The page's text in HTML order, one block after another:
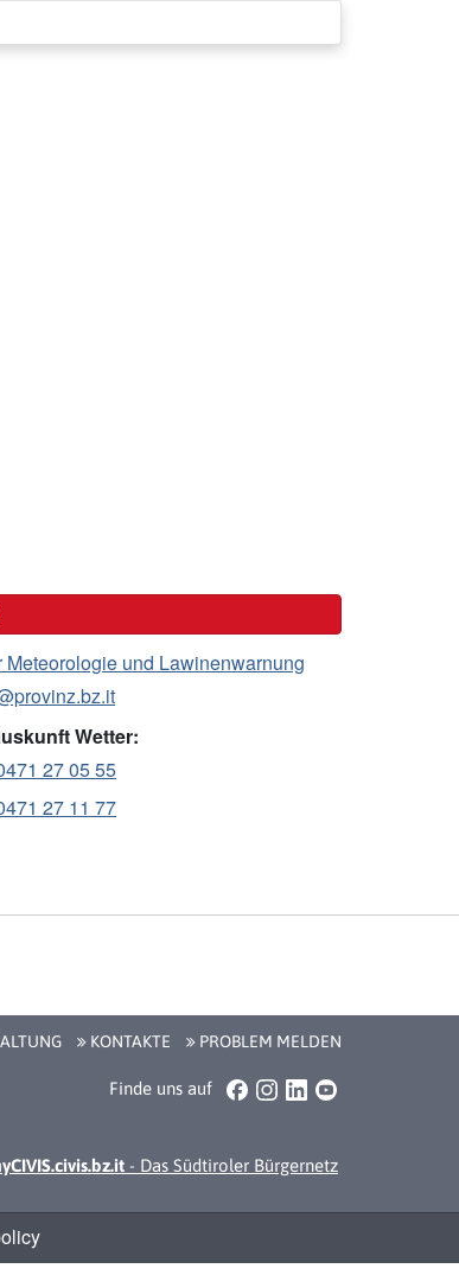
risk overview…
Meteorologie und Lawinenwarnung
Wetter:
27 05 55
27 11 77
KONTAKTE PROBLEM MELDEN
Finde uns auf Facebook
Instagram
LinkedInYouTube
- Das Südtiroler Bürgernetz